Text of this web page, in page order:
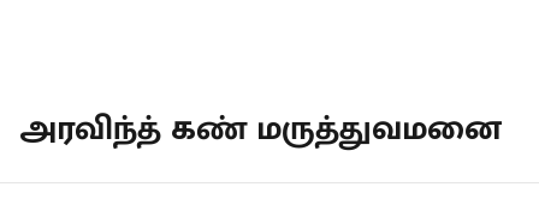
அரவிந்த் கண் மருத்துவமனை